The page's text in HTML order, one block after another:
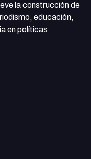
la construcción de
educación,
en políticas